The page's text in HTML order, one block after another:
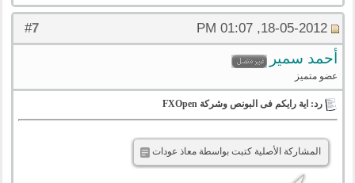
#
7 18-05-2012, 01:07 PM
أحمد سمير
عضو متميز
رد: اية رايكم فى البونص وشركة FXOpen
المشاركة الأصلية كتبت بواسطة معاذ عودات